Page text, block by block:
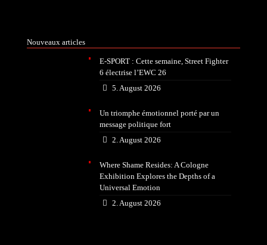
Nouveaux articles
E-SPORT : Cette semaine, Street Fighter
6 électrise l’EWC 26
5. August 2026
Un triomphe émotionnel porté par un
message politique fort
2. August 2026
Where Shame Resides: A Cologne
Exhibition Explores the Depths of a
Universal Emotion
2. August 2026